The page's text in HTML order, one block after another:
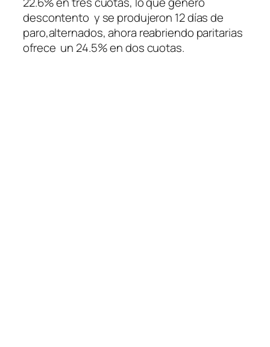
descontento y se produjeron 12 días de
paro,alternados, ahora reabriendo paritarias
ofrece un 24.5% en dos cuotas.